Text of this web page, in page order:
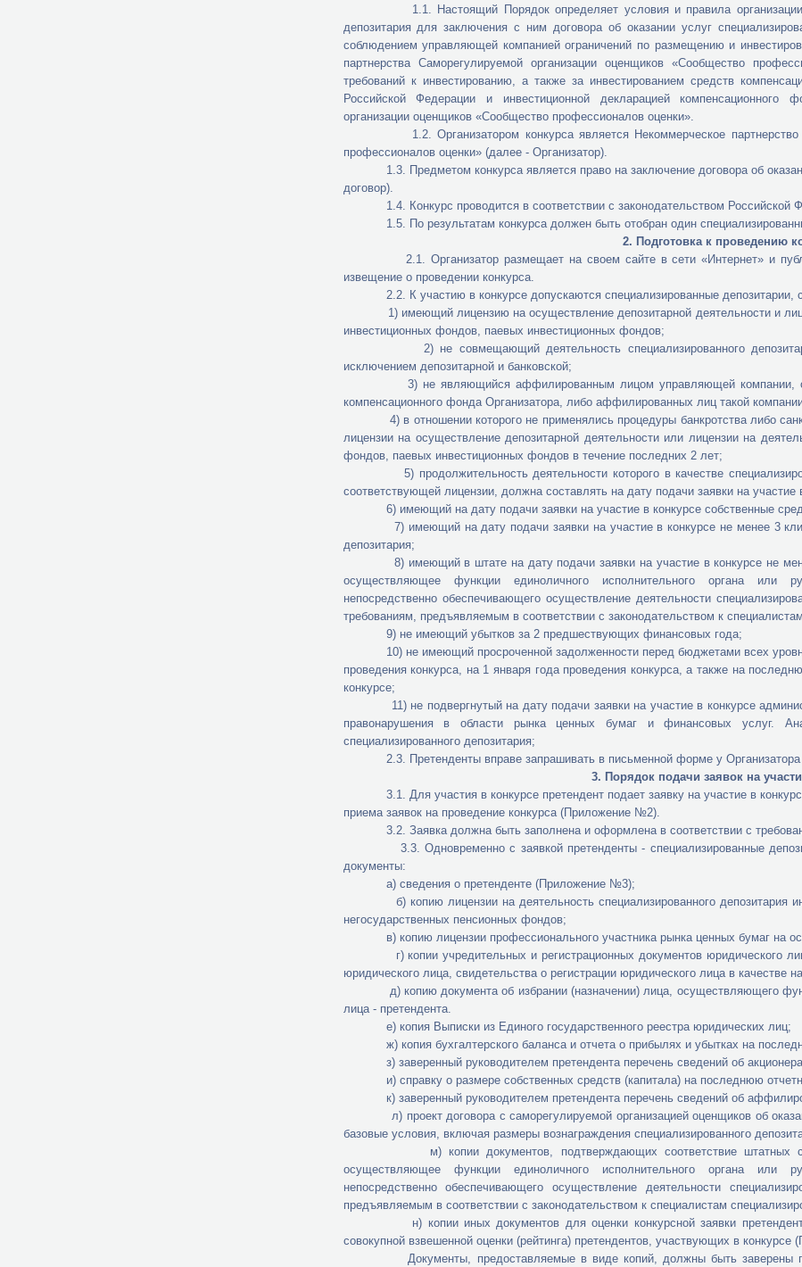
1.1. Настоящий Порядок определяет условия и правила организации и
депозитария для заключения с ним договора об оказании услуг
соблюдением управляющей компанией ограничений по размещению и
партнерства Саморегулируемой организации оценщиков «Сообщество
требований к инвестированию, а также за инвестированием средств
Российской Федерации и инвестиционной декларацией компенсационного
организации оценщиков «Сообщество профессионалов оценки».
1.2. Организатором конкурса является Некоммерческое партнерство
профессионалов оценки» (далее - Организатор).
1.3. Предметом конкурса является право на заключение договора об
договор).
1.4. Конкурс проводится в соответствии с законодательством Российской
1.5. По результатам конкурса должен быть отобран один
2. Подготовка к проведению
2.1. Организатор размещает на своем сайте в сети «Интернет» и
извещение о проведении конкурса.
2.2. К участию в конкурсе допускаются специализированные депозитарии,
1) имеющий лицензию на осуществление депозитарной деятельности и
инвестиционных фондов, паевых инвестиционных фондов;
2) не совмещающий деятельность специализированного депозитария
исключением депозитарной и банковской;
3) не являющийся аффилированным лицом управляющей компании,
компенсационного фонда Организатора, либо аффилированных лиц такой
4) в отношении которого не применялись процедуры банкротства либо
лицензии на осуществление депозитарной деятельности или лицензии на
фондов, паевых инвестиционных фондов в течение последних 2 лет;
5) продолжительность деятельности которого в качестве
соответствующей лицензии, должна составлять на дату подачи заявки на участие
6) имеющий на дату подачи заявки на участие в конкурсе собственные
7) имеющий на дату подачи заявки на участие в конкурсе не менее 3
депозитария;
8) имеющий в штате на дату подачи заявки на участие в конкурсе не
осуществляющее функции единоличного исполнительного органа или
непосредственно обеспечивающего осуществление деятельности
требованиям, предъявляемым в соответствии с законодательством к
9) не имеющий убытков за 2 предшествующих финансовых года;
10) не имеющий просроченной задолженности перед бюджетами всех
проведения конкурса, на 1 января года проведения конкурса, а также на
конкурсе;
11) не подвергнутый на дату подачи заявки на участие в конкурсе
правонарушения в области рынка ценных бумаг и финансовых услуг.
специализированного депозитария;
2.3. Претенденты вправе запрашивать в письменной форме у Организатора
3. Порядок подачи заявок на
3.1. Для участия в конкурсе претендент подает заявку на участие в
приема заявок на проведение конкурса (Приложение №2).
3.2. Заявка должна быть заполнена и оформлена в соответствии с
3.3. Одновременно с заявкой претенденты - специализированные
документы:
а) сведения о претенденте (Приложение №3);
б) копию лицензии на деятельность специализированного депозитария
негосударственных пенсионных фондов;
в) копию лицензии профессионального участника рынка ценных бумаг на
г) копии учредительных и регистрационных документов юридического
юридического лица, свидетельства о регистрации юридического лица в качестве
д) копию документа об избрании (назначении) лица, осуществляющего
лица - претендента.
е) копия Выписки из Единого государственного реестра юридических лиц;
ж) копия бухгалтерского баланса и отчета о прибылях и убытках на
з) заверенный руководителем претендента перечень сведений об
и) справку о размере собственных средств (капитала) на последнюю
к) заверенный руководителем претендента перечень сведений об
л) проект договора с саморегулируемой организацией оценщиков об
базовые условия, включая размеры вознаграждения специализированного
м) копии документов, подтверждающих соответствие штатных
осуществляющее функции единоличного исполнительного органа или
непосредственно обеспечивающего осуществление деятельности
предъявляемым в соответствии с законодательством к специалистам
н) копии иных документов для оценки конкурсной заявки претендента
совокупной взвешенной оценки (рейтинга) претендентов, участвующих в
Документы, предоставляемые в виде копий, должны быть заверены